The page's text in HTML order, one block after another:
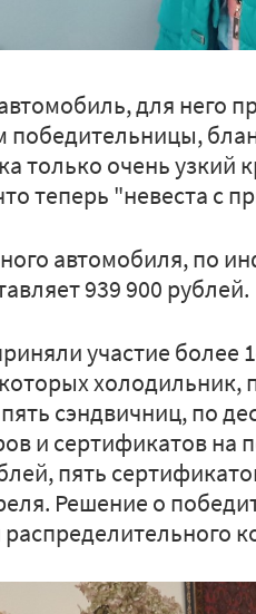
для него
только очень узкий
теперь "невеста с
автомобиля, по
939 900 рублей.
участие более
сэндвичниц, по
и сертификатов на
пять
Решение о